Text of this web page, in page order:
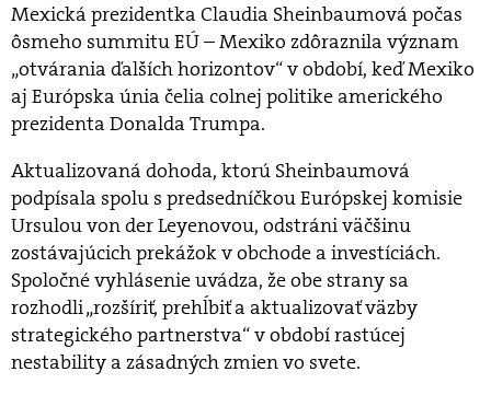
Mexická prezidentka Claudia Sheinbaumová počas
ôsmeho summitu EÚ – Mexiko zdôraznila význam
„otvárania ďalších horizontov“ v období, keď Mexiko
aj Európska únia čelia colnej politike amerického
prezidenta Donalda Trumpa.
Aktualizovaná dohoda, ktorú Sheinbaumová
podpísala spolu s predsedníčkou Európskej komisie
Ursulou von der Leyenovou, odstráni väčšinu
zostávajúcich prekážok v obchode a investíciách.
Spoločné vyhlásenie uvádza, že obe strany sa
rozhodli „rozšíriť, prehĺbiť a aktualizovať väzby
strategického partnerstva“ v období rastúcej
nestability a zásadných zmien vo svete.